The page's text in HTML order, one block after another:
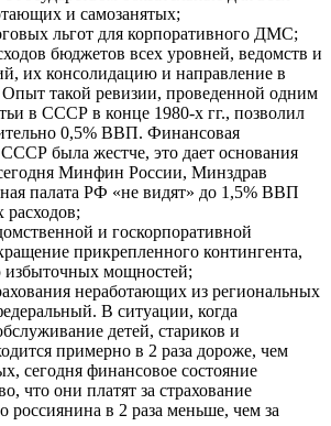
и самозанятых;
льгот для корпоративного ДМС;
бюджетов всех уровней, ведомств и
их консолидацию и направление в
такой ревизии, проведенной одним
в СССР в конце 1980-х гг., позволил
0,5% ВВП. Финансовая
была жестче, это дает основания
Минфин России, Минздрав
палата РФ «не видят» до 1,5% ВВП
расходов;
и госкорпоративной
прикрепленного контингента,
избыточных мощностей;
неработающих из региональных
В ситуации, когда
детей, стариков и
примерно в 2 раза дороже, чем
сегодня финансовое состояние
что они платят за страхование
россиянина в 2 раза меньше, чем за